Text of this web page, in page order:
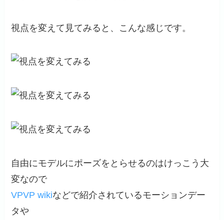
視点を変えて見てみると、こんな感じです。
自由にモデルにポーズをとらせるのはけっこう大
変なので
VPVP wikiなどで紹介されているモーションデー
タや